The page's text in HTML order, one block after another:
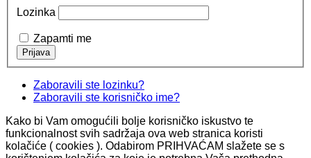
Lozinka
Zapamti me
Zaboravili ste lozinku?
Zaboravili ste korisničko ime?
Kako bi Vam omogućili bolje korisničko iskustvo te
funkcionalnost svih sadržaja ova web stranica koristi
kolačiće ( cookies ). Odabirom PRIHVAĆAM slažete se s